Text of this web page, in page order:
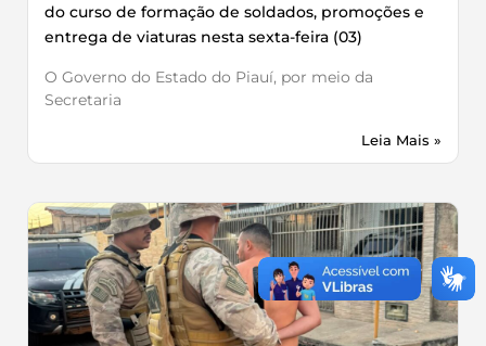
do curso de formação de soldados, promoções e
entrega de viaturas nesta sexta-feira (03)
O Governo do Estado do Piauí, por meio da
Secretaria
Leia Mais »